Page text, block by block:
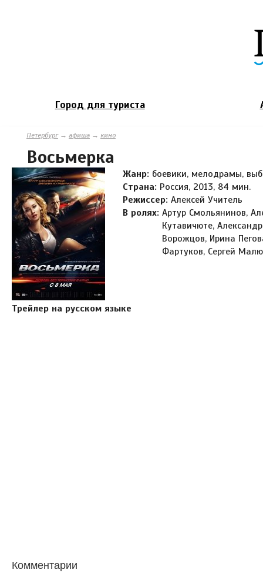
Город для туриста
Петербург→ афиша → кино
Восьмерка
Жанр: боевики, мелодрамы,
Страна: Россия, 2013, 84 мин.
Режиссер: Алексей Учитель
В ролях: Артур Смольянинов,
Кутавичюте,
Ворожцов, Ирина
Фартуков, Сергей
Трейлер на русском языке
Комментарии